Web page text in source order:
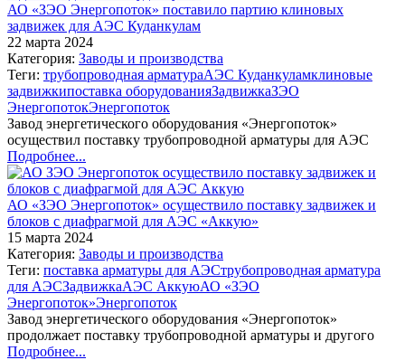
АО «ЗЭО Энергопоток» поставило партию клиновых
задвижек для АЭС Куданкулам
22 марта 2024
Категория: Заводы и производства
Теги: трубопроводная арматураАЭС Куданкуламклиновые
задвижкипоставка оборудованияЗадвижкаЗЭО
ЭнергопотокЭнергопоток
Завод энергетического оборудования «Энергопоток»
осуществил поставку трубопроводной арматуры для АЭС
Подробнее...
АО «ЗЭО Энергопоток» осуществило поставку задвижек и
блоков с диафрагмой для АЭС «Аккую»
15 марта 2024
Категория: Заводы и производства
Теги: поставка арматуры для АЭСтрубопроводная арматура
для АЭСЗадвижкаАЭС АккуюАО «ЗЭО
Энергопоток»Энергопоток
Завод энергетического оборудования «Энергопоток»
продолжает поставку трубопроводной арматуры и другого
Подробнее...